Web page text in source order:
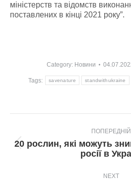
міністерств та відомств
поставлених в кінці 2021 року”.
Category: Новини
Tags: savenature standwithukraine
navigation
ПОПЕРЕДНІЙ
пост:
20 рослин, які можуть
росії в
NEXT